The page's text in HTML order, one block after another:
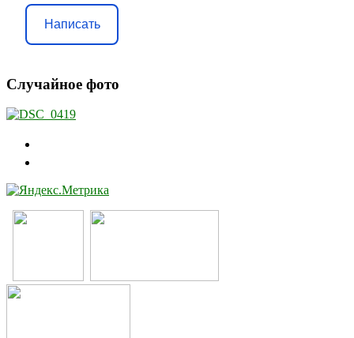
Написать
Случайное фото